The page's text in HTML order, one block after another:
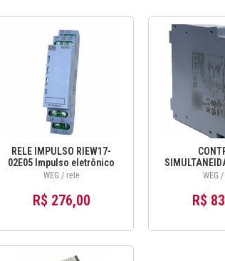
RELE IMPULSO RIEW17-
02E05 Impulso eletrônico
2NA 24-240 V 50/60Hz/DC
WEG / rele
R$ 276,00
WEG
R$